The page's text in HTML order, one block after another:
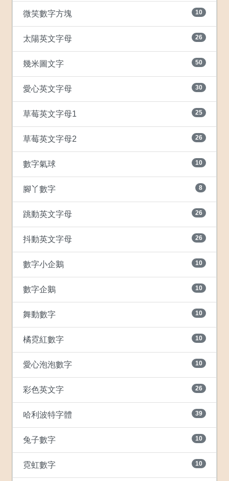
微笑數字方塊 10
太陽英文字母 26
幾米圖文字 50
愛心英文字母 30
草莓英文字母1 25
草莓英文字母2 26
數字氣球 10
腳丫數字 8
跳動英文字母 26
抖動英文字母 26
數字小企鵝 10
數字企鵝 10
舞動數字 10
橘霓紅數字 10
愛心泡泡數字 10
彩色英文字 26
哈利波特字體 39
兔子數字 10
霓虹數字 10